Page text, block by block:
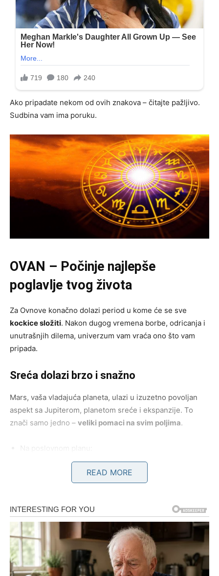
Ako pripadate nekom od ovih znakova – čitajte pažljivo.
Sudbina vam ima poruku.
OVAN – Počinje najlepše
poglavlje tvog života
Za Ovnove konačno dolazi period u kome će se sve
kockice složiti. Nakon dugog vremena borbe, odricanja i
unutrašnjih dilema, univerzum vam vraća ono što vam
pripada.
Sreća dolazi brzo i snažno
Mars, vaša vladajuća planeta, ulazi u izuzetno povoljan
aspekt sa Jupiterom, planetom sreće i ekspanzije. To
znači samo jedno – veliki pomaci na svim poljima.
Na poslovnom planu:
ponudu koja menja pravila igre
Ovnovi će dobiti priliku da napreduju, promene posao
ili započnu nešto potpuno novo. Novac dolazi, ali ne
Na emotivnom planu:
Ako ste slobodni, sudbina vam sprema
susret koji će
vas ostaviti bez daha
. Osoba koju upoznajete ulazi u
vaš život iznenada, ali ostaje dugo.
READ MORE